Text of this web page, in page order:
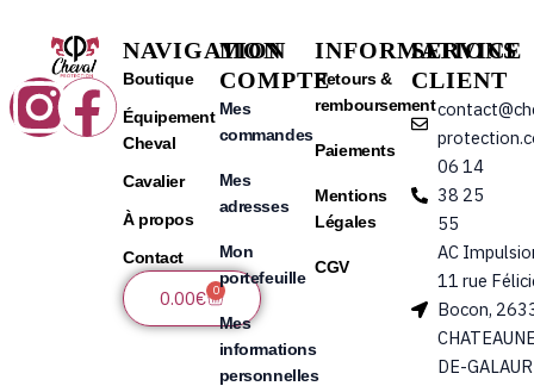
Instagram
Facebook
NAVIGATION
Boutique
Équipement
Cheval
Cavalier
À propos
Contact
0.00€ 0
Panier
MON
COMPTE
Mes
commandes
Mes
adresses
Mon
portefeuille
Mes
informations
personnelles
INFORMATIONS
Retours &
remboursement
Paiements
Mentions
Légales
CGV
SERVICE
CLIENT
06 14
38 25
55
AC
11 rue
Bocon,
DE-